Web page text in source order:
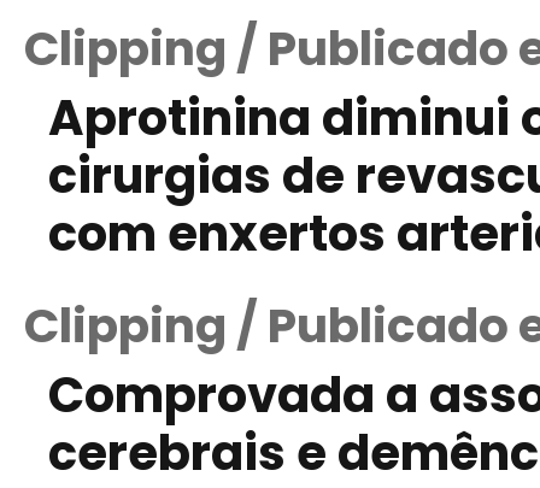
Clipping / Publicado
Aprotinina diminui
cirurgias de
com enxertos
Clipping / Publicado
Comprovada a
cerebrais e